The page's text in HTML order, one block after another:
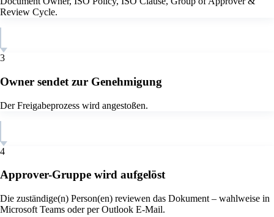
Review Cycle.
3
Owner sendet zur Genehmigung
Der Freigabeprozess wird angestoßen.
4
Approver-Gruppe wird aufgelöst
Die zuständige(n) Person(en) reviewen das Dokument – wahlweise in
Microsoft Teams oder per Outlook E-Mail.